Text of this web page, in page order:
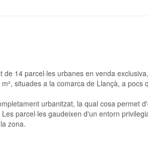
situades a la comarca de Llançà, a pocs
urbanitzat, la qual cosa permet
parcel·les gaudeixen d'un entorn
zona.